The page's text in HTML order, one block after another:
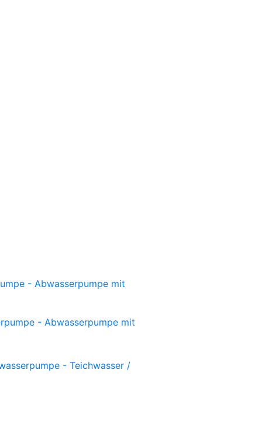
- Abwasserpumpe mit
- Abwasserpumpe mit
- Teichwasser /